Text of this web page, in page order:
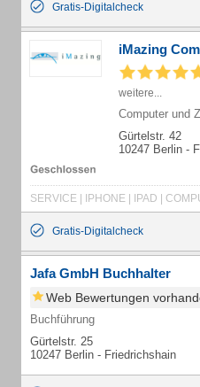
Gratis-Digitalcheck
iMazing
weitere...
Computer und
Gürtelstr. 42
10247 Berlin -
Gratis-Digitalcheck
Jafa GmbH Buchhalter
Web Bewertungen
Buchführung
Gürtelstr. 25
10247 Berlin - Friedrichshain